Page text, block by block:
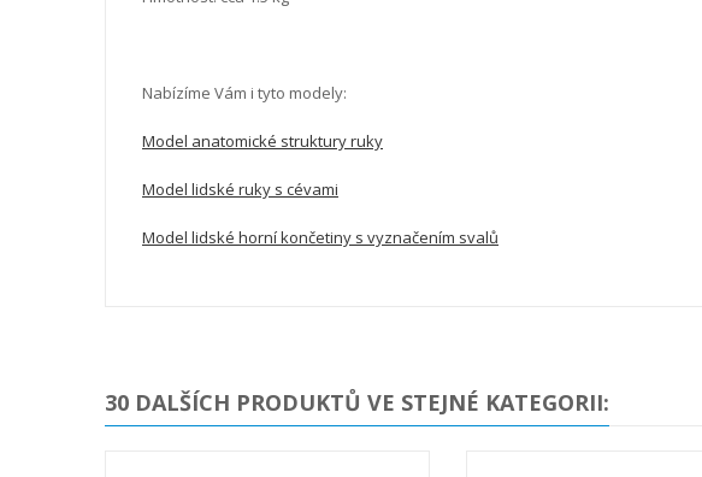
Nabízíme Vám i tyto modely:
Model anatomické struktury ruky
Model lidské ruky s cévami
Model lidské horní končetiny s vyznačením svalů
30 DALŠÍCH PRODUKTŮ VE STEJNÉ KATEGORII: